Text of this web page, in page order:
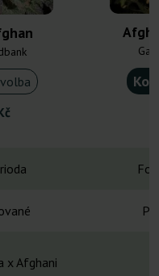
x Afghani